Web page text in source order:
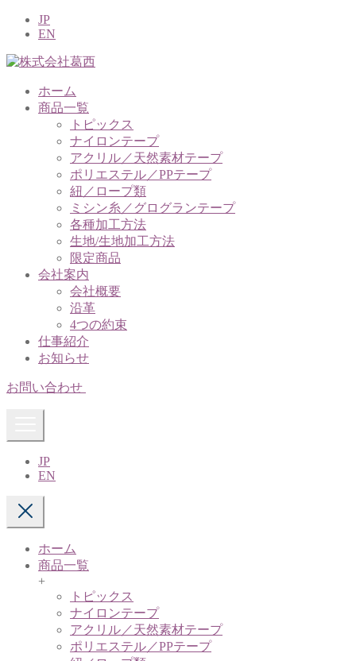
JP
EN
ホーム
商品一覧
トピックス
ナイロンテープ
アクリル／天然素材テープ
ポリエステル／PPテープ
紐／ロープ類
ミシン糸／グログランテープ
各種加工方法
生地/生地加工方法
限定商品
会社案内
会社概要
沿革
4つの約束
仕事紹介
お知らせ
お問い合わせ
JP
EN
ホーム
商品一覧
+
トピックス
ナイロンテープ
アクリル／天然素材テープ
ポリエステル／PPテープ